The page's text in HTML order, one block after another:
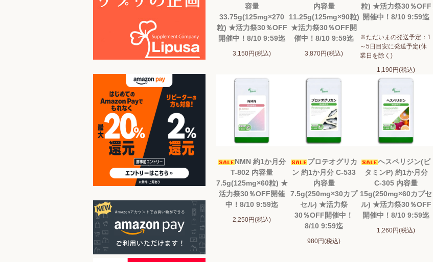
容量
33.75g(125mg×270
粒) ★活力祭30％OFF
開催中！8/10 9:59迄
3,150円(税込)
内容量
11.25g(125mg×90粒)
★活力祭30％OFF開
催中！8/10 9:59迄
3,870円(税込)
粒) ★活力祭30％OFF
開催中！8/10 9:59迄
※ただいまの発送予定：1
～5日目安に発送予定(休
業日を除く)
1,190円(税込)
NMN 約1か月分
T-802 内容量
7.5g(125mg×60粒) ★
活力祭30％OFF開催
中！8/10 9:59迄
2,250円(税込)
プロテオグリカ
ン 約1か月分 C-533
内容量
7.5g(250mg×30カプ
セル) ★活力祭
30％OFF開催中！
8/10 9:59迄
980円(税込)
ヘスペリジン(ビ
タミンP) 約1か月分
C-305 内容量
15g(250mg×60カプセ
ル) ★活力祭30％OFF
開催中！8/10 9:59迄
1,260円(税込)